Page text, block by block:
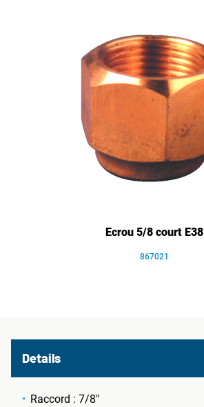
Ecrou 5/8 court E38
867021
Details
Raccord : 7/8"